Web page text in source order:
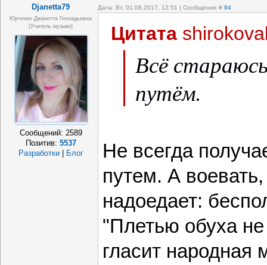
Djanetta79 Дата: Вт, 01.08.2017, 12:51 | Сообщение # 94
Юрченко Джанетта Геннадьевна
(Учитель музыки)
Сообщений: 2589
Позитив: 5537
Разработки | Блог
Цитата
Всё
путём.
Не всегда
путем. А
надоедает:
"Плетью обуха
гласит народная